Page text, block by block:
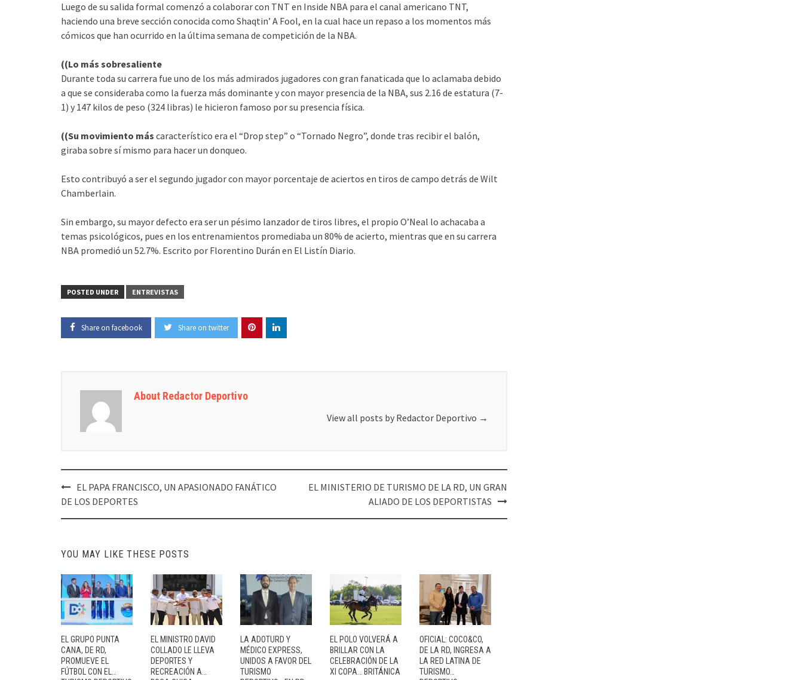
Luego de su salida formal comenzó a colaborar con TNT en Inside NBA para el canal americano TNT,
haciendo una breve sección conocida como Shaqtin’ A Fool, en la cual hace un repaso a los momentos más
cómicos que han ocurrido en la última semana de competición de la NBA.
((Lo más sobresaliente
Durante toda su carrera fue uno de los más admirados jugadores con gran fanaticada que lo aclamaba debido
a que se consideraba como la fuerza más dominante y con mayor presencia de la NBA, sus 2.16 de estatura (7-
1) y 147 kilos de peso (324 libras) le hicieron famoso por su presencia física.
((Su movimiento más característico era el “Drop step” o “Tornado Negro”, donde tras recibir el balón,
giraba sobre sí mismo para hacer un donqueo.
Esto contribuyó a ser el segundo jugador con mayor porcentaje de aciertos en tiros de campo detrás de Wilt
Chamberlain.
Sin embargo, su mayor defecto era ser un pésimo lanzador de tiros libres, el propio O’Neal lo achacaba a
temas psicológicos, pues en los entrenamientos promediaba un 80% de acierto, mientras que en su carrera
NBA promedió un 52.7%. Escrito por Florentino Durán en El Listín Diario.
POSTED UNDER ENTREVISTAS
Share on facebook Share on twitter
About Redactor Deportivo
View all posts by Redactor Deportivo →
Post
navigation
EL PAPA FRANCISCO, UN APASIONADO FANÁTICO
DE LOS DEPORTES
EL MINISTERIO DE TURISMO DE LA RD, UN GRAN
ALIADO DE LOS DEPORTISTAS
YOU MAY LIKE THESE POSTS
EL GRUPO PUNTA
CANA, DE RD,
PROMUEVE EL
FÚTBOL CON EL…
EL MINISTRO DAVID
COLLADO LE LLEVA
DEPORTES Y
RECREACIÓN A…
LA ADOTURD Y
MÉDICO EXPRESS,
UNIDOS A FAVOR DEL
TURISMO
EL POLO VOLVERÁ A
BRILLAR CON LA
CELEBRACIÓN DE LA
XI COPA… BRITÁNICA
OFICIAL: COCO&CO,
DE LA RD, INGRESA A
LA RED LATINA DE
TURISMO…